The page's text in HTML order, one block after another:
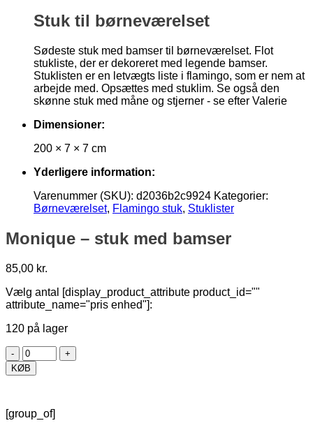
Stuk til børneværelset
Sødeste stuk med bamser til børneværelset. Flot
stukliste, der er dekoreret med legende bamser.
Stuklisten er en letvægts liste i flamingo, som er nem at
arbejde med. Opsættes med stuklim. Se også den
skønne stuk med måne og stjerner - se efter Valerie
Dimensioner:
200 × 7 × 7 cm
Yderligere information:
Varenummer (SKU): d2036b2c9924 Kategorier:
Børneværelset, Flamingo stuk, Stuklister
Monique – stuk med bamser
85,00 kr.
Vælg antal [display_product_attribute product_id=""
attribute_name="pris enhed"]:
120 på lager
Monique
-
stuk
antal
KØB
[group_of]